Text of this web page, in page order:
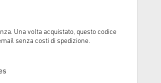
Una volta acquistato, questo codice
senza costi di spedizione.